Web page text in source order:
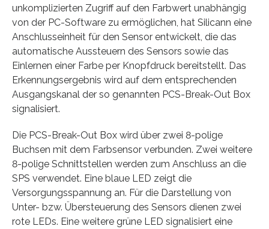
unkomplizierten Zugriff auf den Farbwert unabhängig
von der PC-Software zu ermöglichen, hat Silicann eine
Anschlusseinheit für den Sensor entwickelt, die das
automatische Aussteuern des Sensors sowie das
Einlernen einer Farbe per Knopfdruck bereitstellt. Das
Erkennungsergebnis wird auf dem entsprechenden
Ausgangskanal der so genannten PCS-Break-Out Box
signalisiert.
Die PCS-Break-Out Box wird über zwei 8-polige
Buchsen mit dem Farbsensor verbunden. Zwei weitere
8-polige Schnittstellen werden zum Anschluss an die
SPS verwendet. Eine blaue LED zeigt die
Versorgungsspannung an. Für die Darstellung von
Unter- bzw. Übersteuerung des Sensors dienen zwei
rote LEDs. Eine weitere grüne LED signalisiert eine